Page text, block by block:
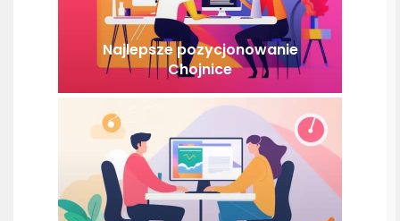
Najlepsze pozycjonowanie
Chojnice